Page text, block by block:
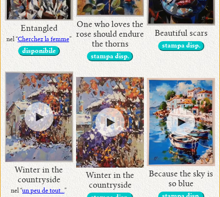
Entangled
nel “Cherchez la femme”
disponibile
One who loves the
rose should endure
the thorns
stampa disp.
Beautiful scars
stampa disp.
Winter in the
countryside
nel “un peu de tout...”
Winter in the
countryside
Because the sky is
so blue